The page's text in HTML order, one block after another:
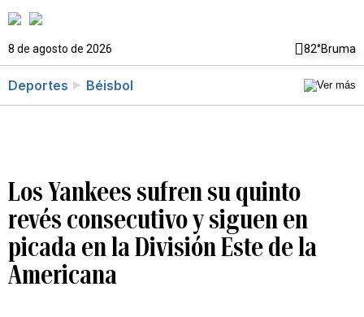
8 de agosto de 2026 82°Bruma
Deportes Béisbol
Los Yankees sufren su quinto
revés consecutivo y siguen en
picada en la División Este de la
Americana